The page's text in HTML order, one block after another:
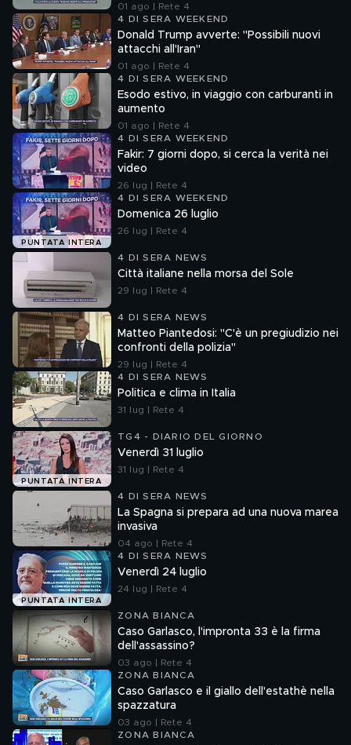
01 ago | Rete 4
4 DI SERA WEEKEND
Donald Trump avverte: "Possibili nuovi
attacchi all'Iran"
01 ago | Rete 4
4 DI SERA WEEKEND
Esodo estivo, in viaggio con carburanti in
aumento
01 ago | Rete 4
4 DI SERA WEEKEND
Fakir: 7 giorni dopo, si cerca la verità nei
video
26 lug | Rete 4
PUNTATA INTERA
4 DI SERA WEEKEND
Domenica 26 luglio
26 lug | Rete 4
4 DI SERA NEWS
Città italiane nella morsa del Sole
29 lug | Rete 4
4 DI SERA NEWS
Matteo Piantedosi: "C'è un pregiudizio nei
confronti della polizia"
29 lug | Rete 4
4 DI SERA NEWS
Politica e clima in Italia
31 lug | Rete 4
PUNTATA INTERA
TG4 - DIARIO DEL GIORNO
Venerdì 31 luglio
31 lug | Rete 4
4 DI SERA NEWS
La Spagna si prepara ad una nuova marea
invasiva
04 ago | Rete 4
PUNTATA INTERA
4 DI SERA NEWS
Venerdì 24 luglio
24 lug | Rete 4
ZONA BIANCA
Caso Garlasco, l'impronta 33 è la firma
dell'assassino?
03 ago | Rete 4
ZONA BIANCA
Caso Garlasco e il giallo dell'estathè nella
spazzatura
03 ago | Rete 4
ZONA BIANCA